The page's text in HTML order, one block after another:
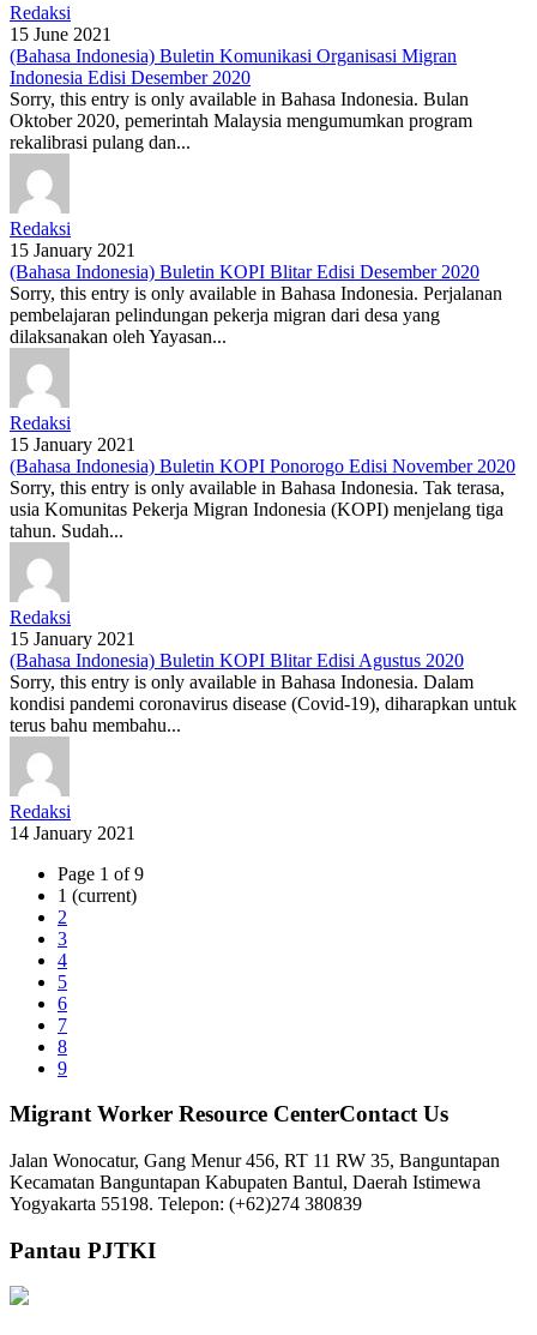
Redaksi
15 June 2021
(Bahasa Indonesia) Buletin Komunikasi Organisasi Migran
Indonesia Edisi Desember 2020
Sorry, this entry is only available in Bahasa Indonesia. Bulan
Oktober 2020, pemerintah Malaysia mengumumkan program
rekalibrasi pulang dan...
Redaksi
15 January 2021
(Bahasa Indonesia) Buletin KOPI Blitar Edisi Desember 2020
Sorry, this entry is only available in Bahasa Indonesia. Perjalanan
pembelajaran pelindungan pekerja migran dari desa yang
dilaksanakan oleh Yayasan...
Redaksi
15 January 2021
(Bahasa Indonesia) Buletin KOPI Ponorogo Edisi November 2020
Sorry, this entry is only available in Bahasa Indonesia. Tak terasa,
usia Komunitas Pekerja Migran Indonesia (KOPI) menjelang tiga
tahun. Sudah...
Redaksi
15 January 2021
(Bahasa Indonesia) Buletin KOPI Blitar Edisi Agustus 2020
Sorry, this entry is only available in Bahasa Indonesia. Dalam
kondisi pandemi coronavirus disease (Covid-19), diharapkan untuk
terus bahu membahu...
Redaksi
14 January 2021
Page 1 of 9
1 (current)
2
3
4
5
6
7
8
9
Migrant Worker Resource CenterContact Us
Jalan Wonocatur, Gang Menur 456, RT 11 RW 35, Banguntapan
Kecamatan Banguntapan Kabupaten Bantul, Daerah Istimewa
Yogyakarta 55198. Telepon: (+62)274 380839
Pantau PJTKI